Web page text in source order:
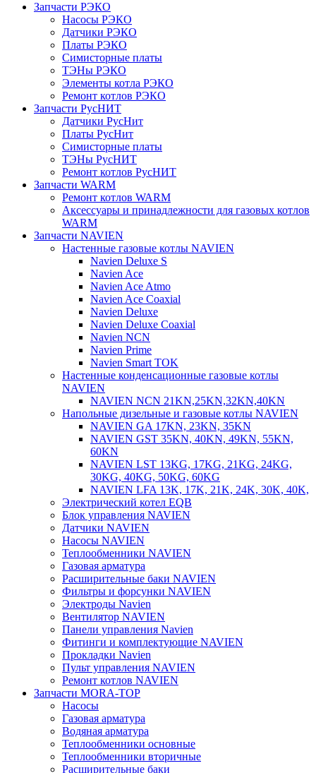
Запчасти РЭКО
Насосы РЭКО
Датчики РЭКО
Платы РЭКО
Симисторные платы
ТЭНы РЭКО
Элементы котла РЭКО
Ремонт котлов РЭКО
Запчасти РусНИТ
Датчики РусНит
Платы РусНит
Симисторные платы
ТЭНы РусНИТ
Ремонт котлов РусНИТ
Запчасти WARM
Ремонт котлов WARM
Аксессуары и принадлежности для газовых котлов
WARM
Запчасти NAVIEN
Настенные газовые котлы NAVIEN
Navien Deluxe S
Navien Ace
Navien Ace Atmo
Navien Ace Coaxial
Navien Deluxe
Navien Deluxe Coaxial
Navien NCN
Navien Prime
Navien Smart TOK
Настенные конденсационные газовые котлы
NAVIEN
NAVIEN NCN 21KN,25KN,32KN,40KN
Напольные дизельные и газовые котлы NAVIEN
NAVIEN GA 17KN, 23KN, 35KN
NAVIEN GST 35KN, 40KN, 49KN, 55KN,
60KN
NAVIEN LST 13KG, 17KG, 21KG, 24KG,
30KG, 40KG, 50KG, 60KG
NAVIEN LFA 13K, 17K, 21K, 24K, 30K, 40K,
Электрический котел EQB
Блок управления NAVIEN
Датчики NAVIEN
Насосы NAVIEN
Теплообменники NAVIEN
Газовая арматура
Расширительные баки NAVIEN
Фильтры и форсунки NAVIEN
Электроды Navien
Вентилятор NAVIEN
Панели управления Navien
Фитинги и комплектующие NAVIEN
Прокладки Navien
Пульт управления NAVIEN
Ремонт котлов NAVIEN
Запчасти MORA-TOP
Насосы
Газовая арматура
Водяная арматура
Теплообменники основные
Теплообменники вторичные
Расширительные баки